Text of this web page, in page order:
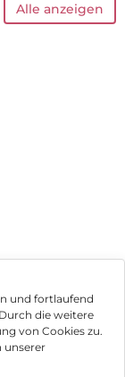
und fortlaufend
die weitere
von Cookies zu.
unserer
Alle anzeigen